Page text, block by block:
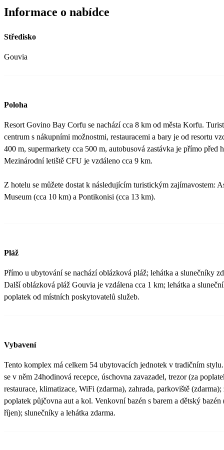
Informace o nabídce
Středisko
Gouvia
Poloha
Resort Govino Bay Corfu se nachází cca 8 km od města Korfu.
centrum s nákupními možnostmi, restauracemi a bary je od resortu
400 m, supermarkety cca 500 m, autobusová zastávka je přímo před
Mezinárodní letiště CFU je vzdáleno cca 9 km.
Z hotelu se můžete dostat k následujícím turistickým zajímavostem:
Museum (cca 10 km) a Pontikonisi (cca 13 km).
Pláž
Přímo u ubytování se nachází oblázková pláž; lehátka a slunečníky
Další oblázková pláž Gouvia je vzdálena cca 1 km; lehátka a
poplatek od místních poskytovatelů služeb.
Vybavení
Tento komplex má celkem 54 ubytovacích jednotek v tradičním
se v něm 24hodinová recepce, úschovna zavazadel, trezor (za
restaurace, klimatizace, WiFi (zdarma), zahrada, parkoviště (zdarma);
poplatek půjčovna aut a kol. Venkovní bazén s barem a dětský bazén
říjen); slunečníky a lehátka zdarma.